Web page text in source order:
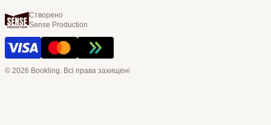
Створено
Sense Production
© 2026 Bookling. Всі права захищені